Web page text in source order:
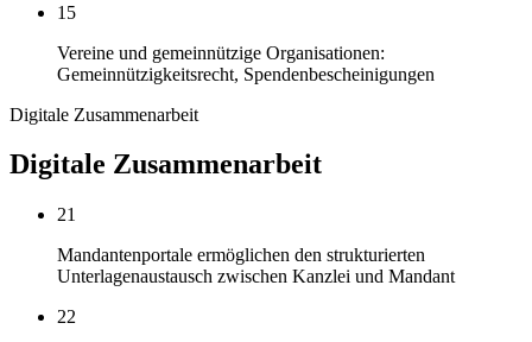
15
Vereine und gemeinnützige Organisationen:
Gemeinnützigkeitsrecht, Spendenbescheinigungen
Digitale Zusammenarbeit
Digitale Zusammenarbeit
21
Mandantenportale ermöglichen den strukturierten
Unterlagenaustausch zwischen Kanzlei und Mandant
22